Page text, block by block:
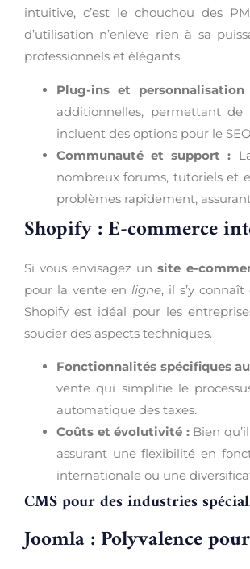
intuitive, c’est le chouchou des
d’utilisation n’enlève rien à sa
professionnels et élégants.
Plug-ins et
additionnelles, permettant de
incluent des options pour le
Communauté et support :
nombreux forums, tutoriels et
problèmes rapidement,
Shopify : E-commerce
Si vous envisagez unsite e-
pour la vente en ligne, il s’y
Shopify est idéal pour les
soucier des aspects techniques.
Fonctionnalités spécifiques
vente qui simplifie le
automatique des taxes.
Coûts et évolutivité :Bien
assurant une flexibilité en
internationale ou une
CMS pour des industries
Joomla : Polyvalence